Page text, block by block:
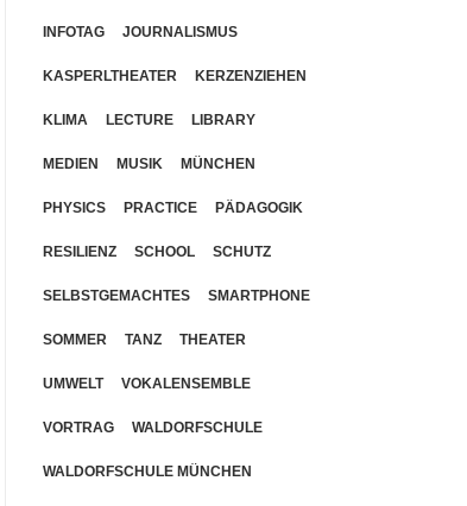
INFOTAG JOURNALISMUS
KASPERLTHEATER KERZENZIEHEN
KLIMA LECTURE LIBRARY
MEDIEN MUSIK MÜNCHEN
PHYSICS PRACTICE PÄDAGOGIK
RESILIENZ SCHOOL SCHUTZ
SELBSTGEMACHTES SMARTPHONE
SOMMER TANZ THEATER
UMWELT VOKALENSEMBLE
VORTRAG WALDORFSCHULE
WALDORFSCHULE MÜNCHEN